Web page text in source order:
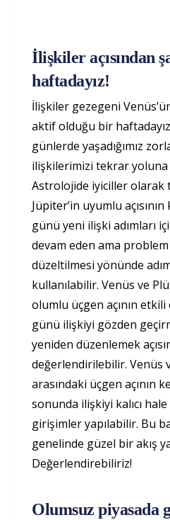
İlişkiler açısından
haftadayız!
İlişkiler gezegeni
aktif olduğu bir
günlerde yaşadığımız
ilişkilerimizi tekrar
Astrolojide iyiciller olarak
Jüpiter’in uyumlu
günü yeni ilişki adımları
devam eden ama
düzeltilmesi yönünde
kullanılabilir. Venüs ve
olumlu üçgen açının
günü ilişkiyi gözden
yeniden düzenlemek
değerlendirilebilir. Venüs
arasındaki üçgen açının
sonunda ilişkiyi kalıcı
girişimler yapılabilir. Bu
genelinde güzel bir akış
Değerlendirebiliriz!
Olumsuz piyasada